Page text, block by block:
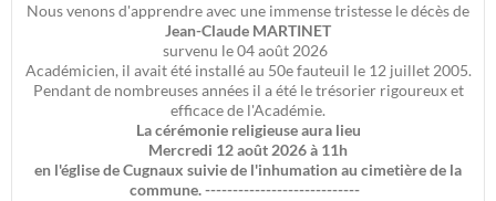
Nous venons d'apprendre avec une immense tristesse le décès de
Jean-Claude MARTINET
survenu le 04 août 2026
Académicien, il avait été installé au 50e fauteuil le 12 juillet 2005.
Pendant de nombreuses années il a été le trésorier rigoureux et
efficace de l'Académie.
La cérémonie religieuse aura lieu
Mercredi 12 août 2026 à 11h
en l'église de Cugnaux suivie de l'inhumation au cimetière de la
commune.----------------------------